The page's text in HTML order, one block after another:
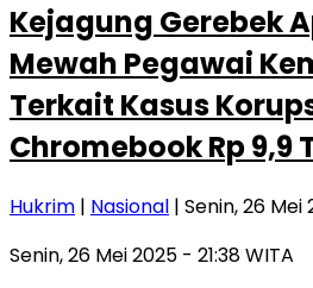
Kejagung Gerebek
Mewah Pegawai
Terkait Kasus
Chromebook Rp 9,9
Hukrim | Nasional | Senin, 26 Mei
Senin, 26 Mei 2025 - 21:38 WITA